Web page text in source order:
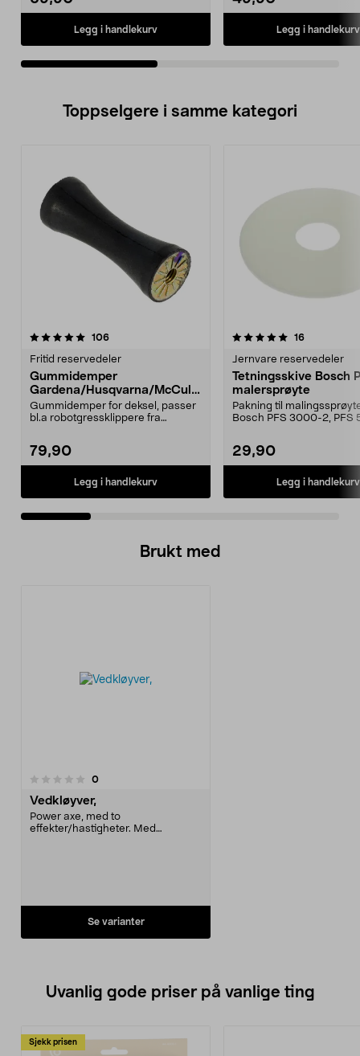
Legg i handlekurv Legg i handlekurv
Toppselgere i samme kategori
106anmeldelser
Fritid reservedeler
Gummidemper
Gardena/Husqvarna/McCullo
ch/Flymo
Gummidemper for deksel, passer
bl.a robotgressklippere fra
79,90
Legg i handlekurv
5.0 av 5 stjerner 16anmeldelser
Jernvare reservedeler
Tetningsskive Bosch
malersprøyte
Pakning til
Bosch PFS 3000-2, PFS
29,90
Legg i handlekurv
4.5 av 5 stjerner
Brukt med
0anmeldelser
Vedkløyver,
Power axe, med to
effekter/hastigheter. Med
Se varianter
Uvanlig gode priser på vanlige ting
Sjekk prisen